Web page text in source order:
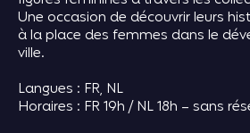
Une occasion de découvrir leurs
à la place des femmes dans le
ville.
Langues : FR, NL
Horaires : FR 19h / NL 18h – sans